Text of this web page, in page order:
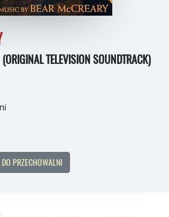
TELEVISION SOUNDTRACK)
DO PRZECHOWALNI